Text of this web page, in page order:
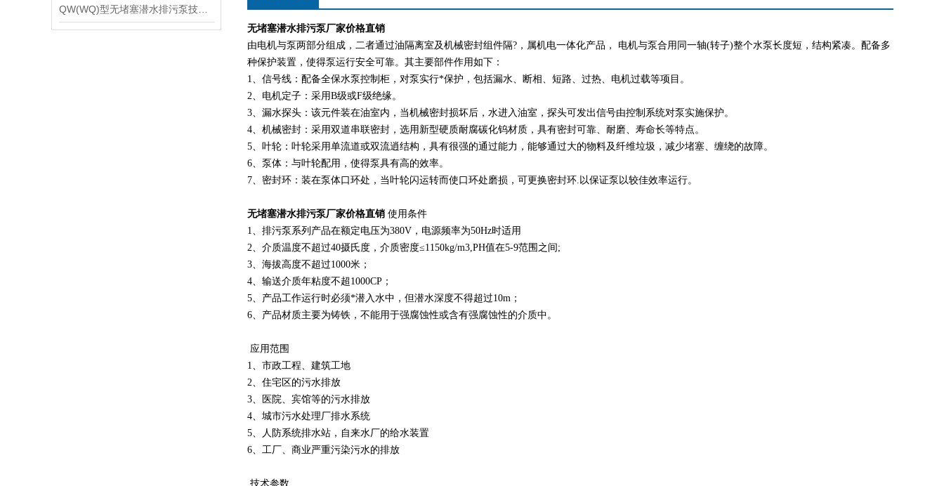
无堵塞潜水排污泵厂家价格直销
由电机与泵两部分组成，二者通过油隔离室及机械密封组件隔?，属机电一体化产品， 电机与泵合用同一轴(转子)整个水泵长度短，结构紧凑。配备多
种保护装置，使得泵运行安全可靠。其主要部件作用如下：
1、信号线：配备全保水泵控制柜，对泵实行*保护，包括漏水、断相、短路、过热、电机过载等项目。
2、电机定子：采用B级或F级绝缘。
3、漏水探头：该元件装在油室内，当机械密封损坏后，水进入油室，探头可发出信号由控制系统对泵实施保护。
4、机械密封：采用双道串联密封，选用新型硬质耐腐碳化钨材质，具有密封可靠、耐磨、寿命长等特点。
5、叶轮：叶轮采用单流道或双流逍结构，具有很强的通过能力，能够通过大的物料及纤维垃圾，减少堵塞、缠绕的故障。
6、泵体：与叶轮配用，使得泵具有高的效率。
7、密封环：装在泵体口环处，当叶轮闪运转而使口环处磨损，可更换密封环.以保证泵以较佳效率运行。
无堵塞潜水排污泵厂家价格直销 使用条件
1、排污泵系列产品在额定电压为380V，电源频率为50Hz时适用
2、介质温度不超过40摄氏度，介质密度≤1150kg/m3,PH值在5-9范围之间;
3、海拔高度不超过1000米；
4、输送介质年粘度不超1000CP；
5、产品工作运行时必须*潜入水中，但潜水深度不得超过10m；
6、产品材质主要为铸铁，不能用于强腐蚀性或含有强腐蚀性的介质中。
应用范围
1、市政工程、建筑工地
2、住宅区的污水排放
3、医院、宾馆等的污水排放
4、城市污水处理厂排水系统
5、人防系统排水站，自来水厂的给水装置
6、工厂、商业严重污染污水的排放
技术参数